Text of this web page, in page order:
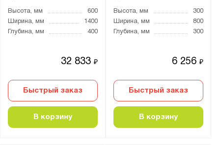
Высота, мм
600
Ширина, мм
1400
Глубина, мм
400
32 833₽
Быстрый заказ
В корзину
Высота, мм
300
Ширина, мм
800
Глубина, мм
300
6 256₽
Быстрый заказ
В корзину